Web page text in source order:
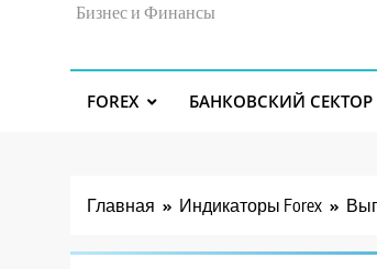
Бизнес и Финансы
FOREX БАНКОВСКИЙ СЕКТОР
Главная Индикаторы Forex